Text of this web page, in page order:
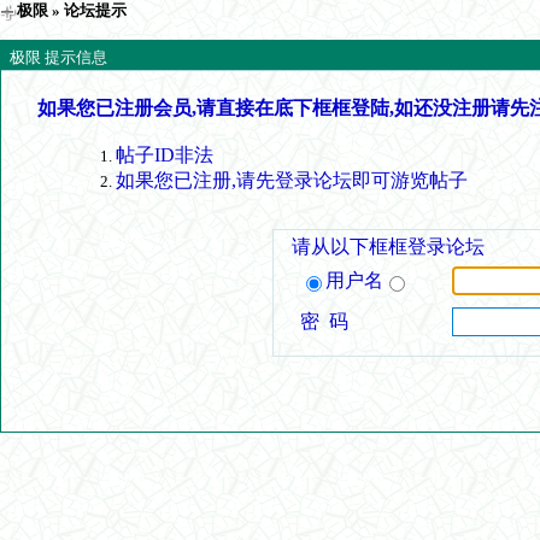
极限 » 论坛提示
极限 提示信息
如果您已注册会员,请直接在底下框框登陆,如还没注册请先
帖子ID非法
如果您已注册,请先登录论坛即可游览帖子
请从以下框框登录论坛
用户名
密 码